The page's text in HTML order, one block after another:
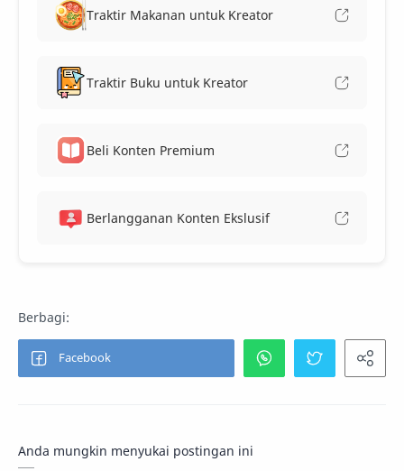
Traktir Makanan untuk Kreator
Traktir Buku untuk Kreator
Beli Konten Premium
Berlangganan Konten Ekslusif
Anda mungkin menyukai postingan ini